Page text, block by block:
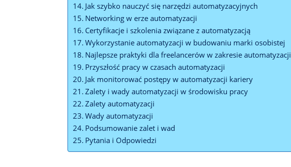
Jak szybko nauczyć się narzędzi automatyzacyjnych
Networking w erze automatyzacji
Certyfikacje i szkolenia związane z automatyzacją
Wykorzystanie automatyzacji w budowaniu marki osobistej
Najlepsze praktyki dla freelancerów w zakresie automatyzacji
Przyszłość pracy w czasach automatyzacji
Jak monitorować postępy w automatyzacji kariery
Zalety i wady automatyzacji w środowisku pracy
Zalety automatyzacji
Wady automatyzacji
Podsumowanie zalet i wad
Pytania i Odpowiedzi